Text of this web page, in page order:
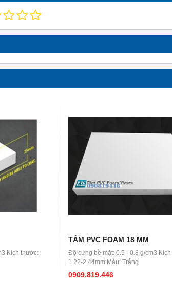
Kích thước:
TẤM PVC FOAM 18 MM
Độ cứng bề mặt: 0.5 - 0.8 g/cm3
1.22-2.44mm Màu: Trắng
0909.819.446